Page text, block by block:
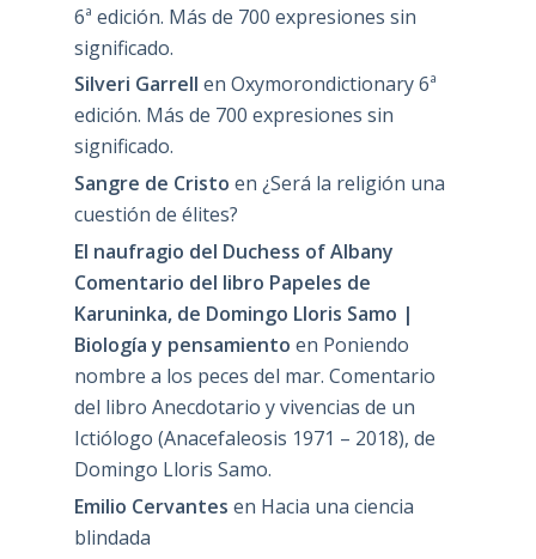
6ª edición. Más de 700 expresiones sin
significado.
Silveri Garrell en Oxymorondictionary 6ª
edición. Más de 700 expresiones sin
significado.
Sangre de Cristo en ¿Será la religión una
cuestión de élites?
El naufragio del Duchess of Albany
Comentario del libro Papeles de
Karuninka, de Domingo Lloris Samo |
Biología y pensamiento en Poniendo
nombre a los peces del mar. Comentario
del libro Anecdotario y vivencias de un
Ictiólogo (Anacefaleosis 1971 – 2018), de
Domingo Lloris Samo.
Emilio Cervantes en Hacia una ciencia
blindada